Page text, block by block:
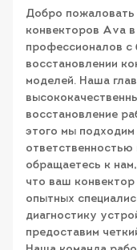
Добро пожаловать
конвекторов Ava
профессионалов с
восстановлении
моделей. Наша
восстановление
этого мы
ответственностью
обращаетесь к
что ваш
опытных
диагностику
предоставим